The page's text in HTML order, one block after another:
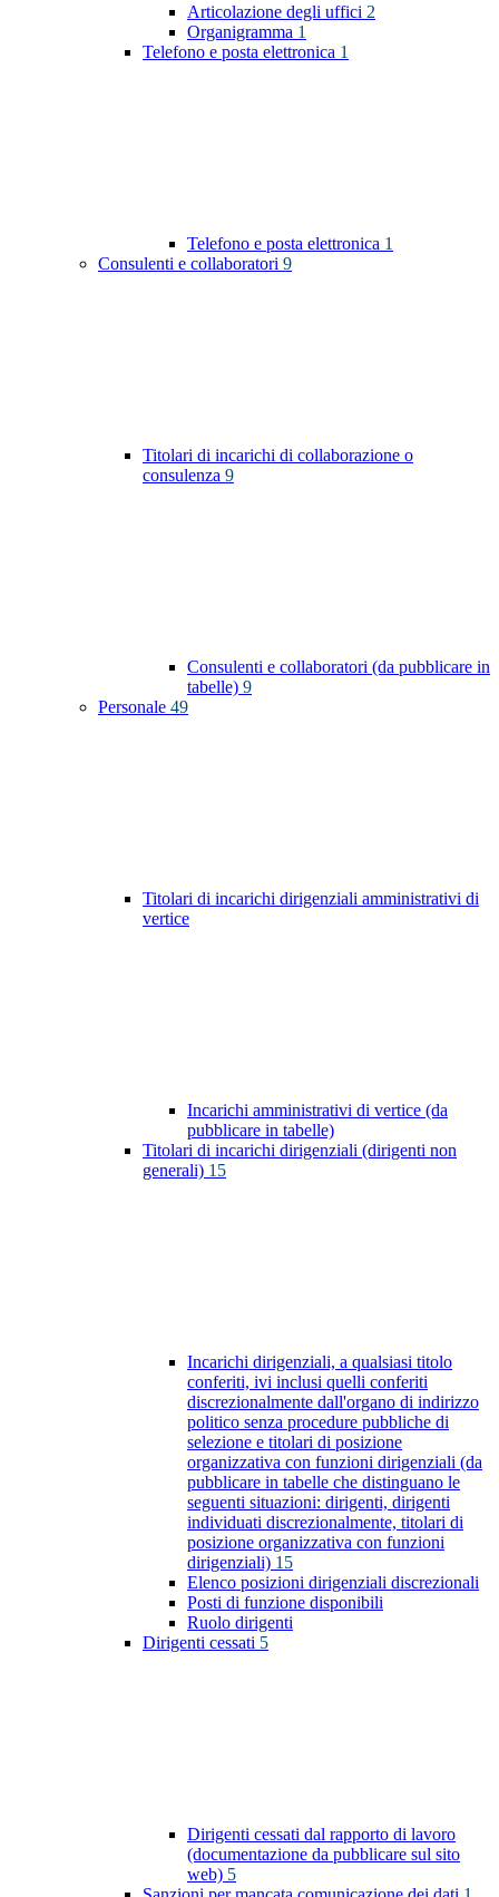
Articolazione degli uffici 2
Organigramma 1
Telefono e posta elettronica 1
Telefono e posta elettronica 1
Consulenti e collaboratori 9
Titolari di incarichi di collaborazione o
consulenza 9
Consulenti e collaboratori (da pubblicare in
tabelle) 9
Personale 49
Titolari di incarichi dirigenziali amministrativi di
vertice
Incarichi amministrativi di vertice (da
pubblicare in tabelle)
Titolari di incarichi dirigenziali (dirigenti non
generali) 15
Incarichi dirigenziali, a qualsiasi titolo
conferiti, ivi inclusi quelli conferiti
discrezionalmente dall'organo di indirizzo
politico senza procedure pubbliche di
selezione e titolari di posizione
organizzativa con funzioni dirigenziali (da
pubblicare in tabelle che distinguano le
seguenti situazioni: dirigenti, dirigenti
individuati discrezionalmente, titolari di
posizione organizzativa con funzioni
dirigenziali) 15
Elenco posizioni dirigenziali discrezionali
Posti di funzione disponibili
Ruolo dirigenti
Dirigenti cessati 5
Dirigenti cessati dal rapporto di lavoro
(documentazione da pubblicare sul sito
web) 5